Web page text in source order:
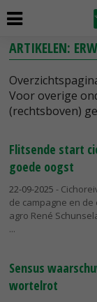
ARTIKELEN:
Voor overige
(rechtsboven)
Flitsende start
goede oogst
22-09-2025 -
de campagne en
agro René
Sensus
wortelrot